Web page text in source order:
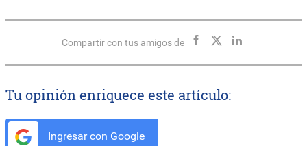
Compartir con tus amigos de
Tu opinión enriquece este artículo:
Ingresar con Google